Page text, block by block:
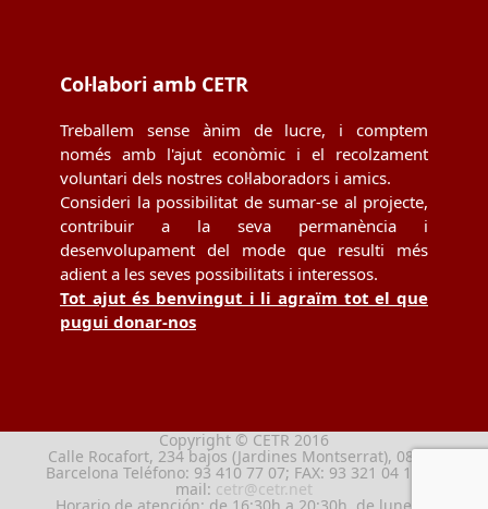
Col·labori amb CETR
Treballem sense ànim de lucre, i comptem
només amb l'ajut econòmic i el recolzament
voluntari dels nostres col·laboradors i amics.
Consideri la possibilitat de sumar-se al projecte,
contribuir a la seva permanència i
desenvolupament del mode que resulti més
adient a les seves possibilitats i interessos.
Tot ajut és benvingut i li agraïm tot el que
pugui donar-nos
Copyright © CETR 2016
Calle Rocafort, 234 bajos (Jardines Montserrat), 08029
Barcelona Teléfono: 93 410 77 07; FAX: 93 321 04 13; e-
mail: cetr@cetr.net
Horario de atención: de 16:30h a 20:30h, de lunes a